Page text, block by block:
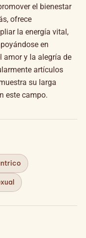
el bienestar
ofrece
la energía vital,
en
amor y la alegría de
artículos
su larga
este campo.